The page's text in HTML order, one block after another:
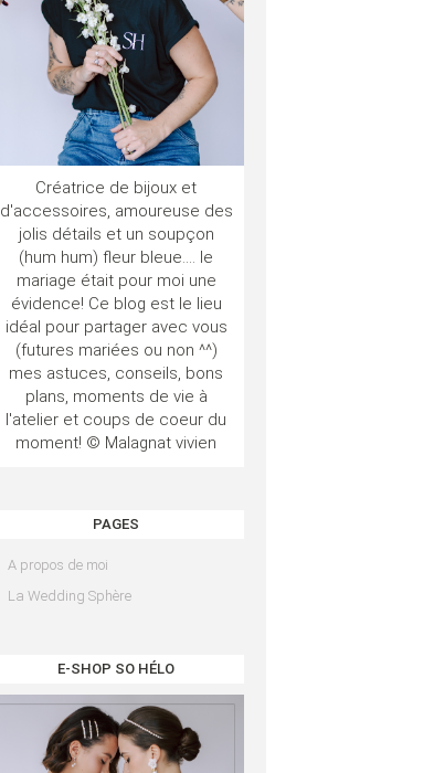
Créatrice de bijoux et
d'accessoires, amoureuse des
jolis détails et un soupçon
(hum hum) fleur bleue.... le
mariage était pour moi une
évidence! Ce blog est le lieu
idéal pour partager avec vous
(futures mariées ou non ^^)
mes astuces, conseils, bons
plans, moments de vie à
l'atelier et coups de coeur du
moment! © Malagnat vivien
PAGES
A propos de moi
La Wedding Sphère
E-SHOP SO HÉLO